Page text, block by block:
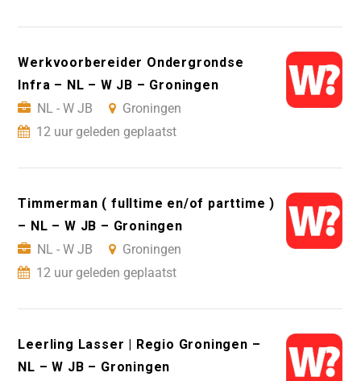
Werkvoorbereider Ondergrondse
Infra – NL – W JB – Groningen
NL - W JB
Groningen
12 uur geleden geplaatst
Timmerman ( fulltime en/of parttime )
– NL – W JB – Groningen
NL - W JB
Groningen
12 uur geleden geplaatst
Leerling Lasser | Regio Groningen –
NL – W JB – Groningen